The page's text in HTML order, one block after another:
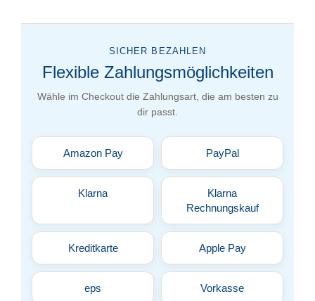
SICHER BEZAHLEN
Flexible Zahlungsmöglichkeiten
Wähle im Checkout die Zahlungsart, die am besten zu
dir passt.
Amazon Pay PayPal
Klarna
Klarna
Rechnungskauf
Kreditkarte Apple Pay
eps Vorkasse